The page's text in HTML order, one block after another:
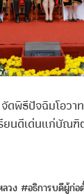
ดพิธีปัจฉิมโอว
ยนดีเด่นแก่บัณ
วง #อธิการบดีผู้ก่อ